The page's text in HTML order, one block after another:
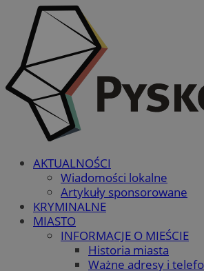
AKTUALNOŚCI
Wiadomości lokalne
Artykuły sponsorowane
KRYMINALNE
MIASTO
INFORMACJE O MIEŚCIE
Historia miasta
Ważne adresy i